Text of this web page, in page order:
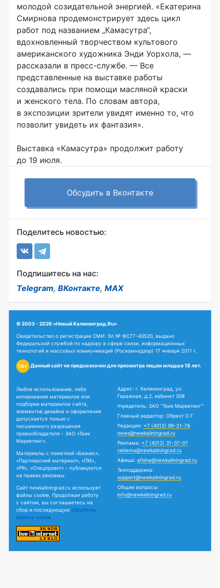
молодой созидательной энергией. «Екатерина
Смирнова продемонстрирует здесь цикл
работ под названием „Камасутра“,
вдохновленный творчеством культового
американского художника Энди Уорхола, —
рассказали в пресс-службе. — Все
представленные на выставке работы
создавались при помощи масляной краски
и женского тела. По словам автора,
в экспозиции зрители увидят именно то, что
позволит увидеть их фантазия».
Выставка «Камасутра» продолжит работу
до 19 июля.
Обсудить в Вконтакте
Поделитесь новостью:
Подпишитесь на нас:
Telegram, ВКонтакте, MAX
© 2003 - 2026 «Новый Калининград.Ru»
Свидетельство о регистрации СМИ: Эл № ФС77-43520, выдано
Федеральной службой по надзору в сфере связи, информационных
технологий и массовых коммуникаций (Роскомнадзор) 17 января 2011 г.
18+ Данный сайт не предназначен для просмотра лицам младше 18 лет.
Любое использование, либо
копирование материалов или
подборки материалов сайта,
элементов дизайна и оформления
допускается только с
письменного разрешения
правообладателя - ЗАО «Твик
Маркетинг».
Материалы с пометкой «Бизнес»,
«Партнерский материал», «ПМ»,
«PR», «Спецпроект» - публикуются
на правах рекламы.
Сайт newkaliningrad.ru использует
файлы cookie. Продолжая работу
с сайтом, вы соглашаетесь на
сбор и последующую обработку
файлов cookie.
Адрес: г. Калининград, ул.
Гаражная, д.2, кабинет 308
Учредитель: ЗАО "Твик Маркетинг"
Главный редактор: Обрехт О.Г.
Редакция: +7 (4012) 99-21-76
news@newkaliningrad.ru
Реклама: +7 (4012) 31-07-07
reklama@newkaliningrad.ru
Афиша: afisha@newkaliningrad.ru
Техподдержка:
support@newkaliningrad.ru
Общие вопросы:
info@newkaliningrad.ru